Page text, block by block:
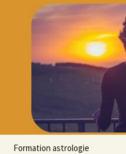
Formation astrologie